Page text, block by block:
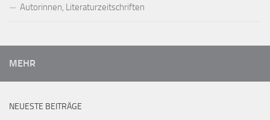
Autorinnen, Literaturzeitschriften
MEHR
NEUESTE BEITRÄGE